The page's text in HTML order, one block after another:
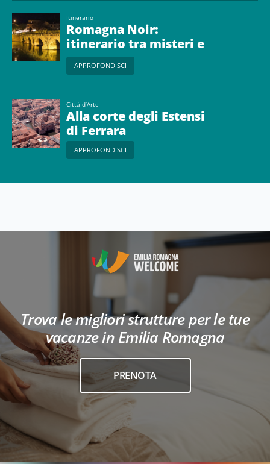
Itinerario
Romagna Noir:
itinerario tra misteri e
leggende
APPROFONDISCI
Città d’Arte
Alla corte degli Estensi
di Ferrara
APPROFONDISCI
Trova le migliori strutture per le tue
vacanze in Emilia Romagna
PRENOTA